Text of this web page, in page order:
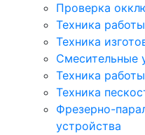
Проверка
Техника
Техника
Смесительные
Техника
Техника
Фрезерно-
устройства